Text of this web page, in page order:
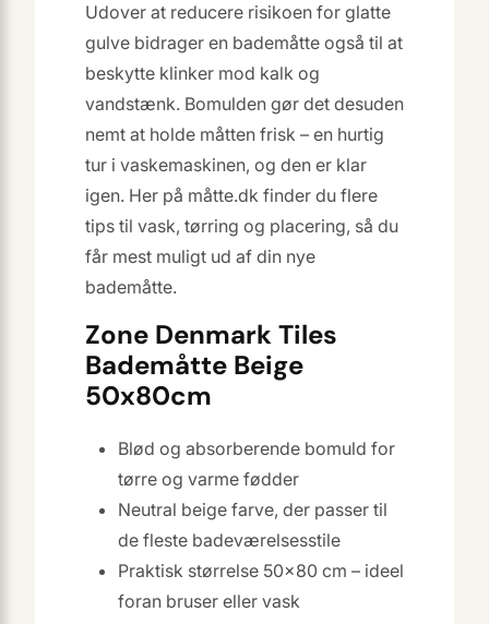
Udover at reducere risikoen for glatte
gulve bidrager en bademåtte også til at
beskytte klinker mod kalk og
vandstænk. Bomulden gør det desuden
nemt at holde måtten frisk – en hurtig
tur i vaskemaskinen, og den er klar
igen. Her på måtte.dk finder du flere
tips til vask, tørring og placering, så du
får mest muligt ud af din nye
bademåtte.
Zone Denmark Tiles
Bademåtte Beige
50x80cm
Blød og absorberende bomuld for
tørre og varme fødder
Neutral beige farve, der passer til
de fleste badeværelsesstile
Praktisk størrelse 50×80 cm – ideel
foran bruser eller vask